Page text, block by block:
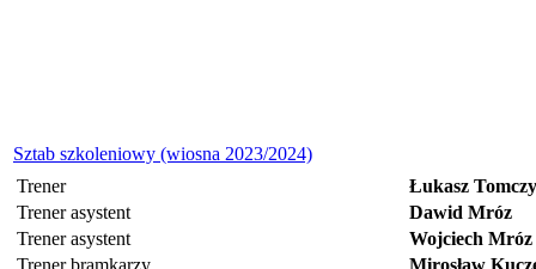
Sztab szkoleniowy (wiosna 2023/2024)
Trener
Łukasz
Trener asystent
Dawid Mróz
Trener asystent
Wojciech Mróz